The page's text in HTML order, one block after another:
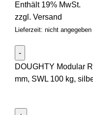
Enthält 19% MwSt.
zzgl. Versand
Lieferzeit: nicht angegeben
DOUGHTY Modular
mm, SWL 100 kg,